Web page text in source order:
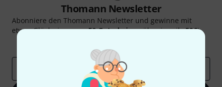
Thomann Newsletter
Abonniere den Thomann Newsletter und gewinne mit
etwas Glück einen von50 Gutscheinenüber jeweils50€!